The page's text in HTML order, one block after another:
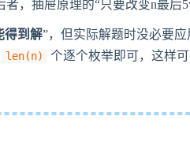
，抽屉原理的“只要改变n最后
得到解”，但实际解题时没必要应
len(n) 个逐个枚举即可，这样